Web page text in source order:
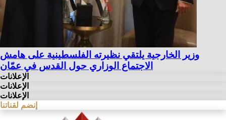
وزير الخارجية يلتقي نظيرته الفلسطينية على هامش
الاجتماع الوزاري حول القدس في عمّان
الإعلانات
الإعلانات
الإعلانات
إنضم لقناتنا